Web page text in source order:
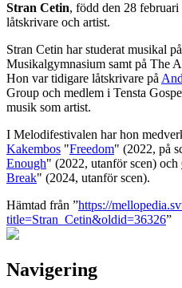
Stran Cetin, född den 28 februari
låtskrivare och artist.
Stran Cetin har studerat musikal
Musikalgymnasium samt på The
Hon var tidigare låtskrivare på
Group och medlem i Tensta
musik som artist.
I Melodifestivalen har hon
Kakembos "Freedom" (2022, på
Enough" (2022, utanför scen) och
Break" (2024, utanför scen).
Hämtad från ”https://
title=Stran_Cetin&oldid=36326”
Navigering